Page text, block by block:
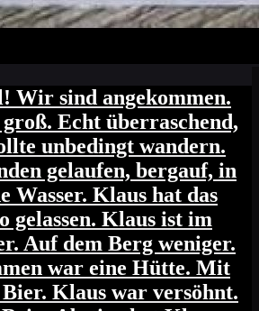
Wir sind angekommen.
Echt überraschend,
unbedingt wandern.
gelaufen, bergauf, in
Wasser. Klaus hat das
gelassen. Klaus ist im
Auf dem Berg weniger.
war eine Hütte. Mit
Klaus war versöhnt.